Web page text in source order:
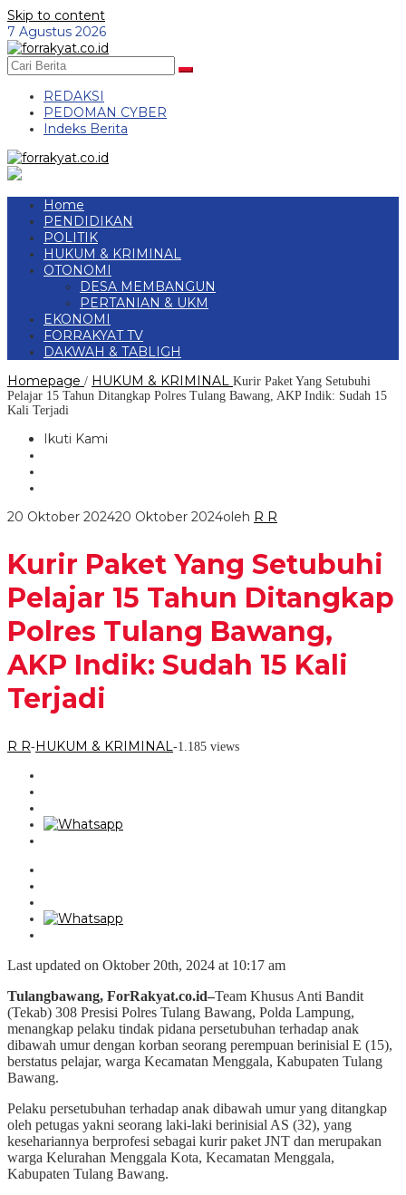
Skip to content
7 Agustus 2026
REDAKSI
PEDOMAN CYBER
Indeks Berita
Home
PENDIDIKAN
POLITIK
HUKUM & KRIMINAL
OTONOMI
DESA MEMBANGUN
PERTANIAN & UKM
EKONOMI
FORRAKYAT TV
DAKWAH & TABLIGH
Homepage / HUKUM & KRIMINAL Kurir Paket Yang Setubuhi
Pelajar 15 Tahun Ditangkap Polres Tulang Bawang, AKP Indik: Sudah 15
Kali Terjadi
Ikuti Kami
20 Oktober 202420 Oktober 2024oleh R R
Kurir Paket Yang Setubuhi
Pelajar 15 Tahun Ditangkap
Polres Tulang Bawang,
AKP Indik: Sudah 15 Kali
Terjadi
R R-HUKUM & KRIMINAL-1.185 views
Last updated on Oktober 20th, 2024 at 10:17 am
Tulangbawang, ForRakyat.co.id–Team Khusus Anti Bandit
(Tekab) 308 Presisi Polres Tulang Bawang, Polda Lampung,
menangkap pelaku tindak pidana persetubuhan terhadap anak
dibawah umur dengan korban seorang perempuan berinisial E (15),
berstatus pelajar, warga Kecamatan Menggala, Kabupaten Tulang
Bawang.
Pelaku persetubuhan terhadap anak dibawah umur yang ditangkap
oleh petugas yakni seorang laki-laki berinisial AS (32), yang
kesehariannya berprofesi sebagai kurir paket JNT dan merupakan
warga Kelurahan Menggala Kota, Kecamatan Menggala,
Kabupaten Tulang Bawang.